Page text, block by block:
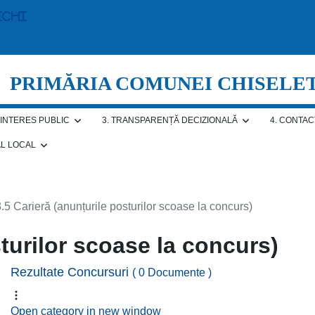
PRIMĂRIA COMUNEI
PUBLIC 3. TRANSPARENȚĂ DECIZIONALĂ 4.
LOCAL
Carieră (anunțurile posturilor scoase la concurs)
scoase la concurs)
Rezultate Concursuri ( 0 Documente )
Open category in new window